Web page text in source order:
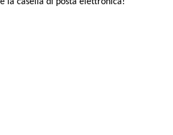
la casella di posta elettronica!